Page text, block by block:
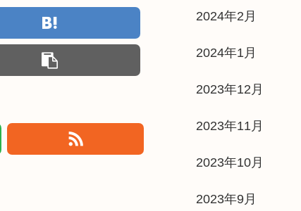
2024年2月
2024年1月
2023年12月
2023年11月
2023年10月
2023年9月